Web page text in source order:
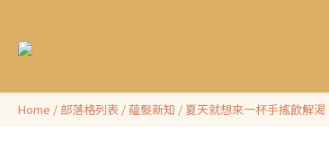
Home / 部落格列表 /蘊髮新知 / 夏天就想來一杯手搖飲解渴